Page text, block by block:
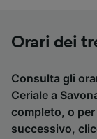
Orari dei
Consulta gli
Ceriale a
completo, o
successivo,